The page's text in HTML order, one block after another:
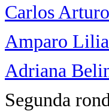
Carlos
Amparo
Adriana
Segunda